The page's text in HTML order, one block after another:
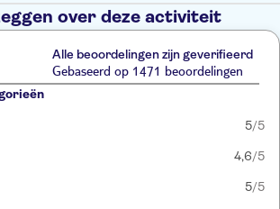
over deze activiteit
Alle beoordelingen zijn geverifieerd
Gebaseerd op 1471 beoordelingen
5/5
4,6/5
5/5